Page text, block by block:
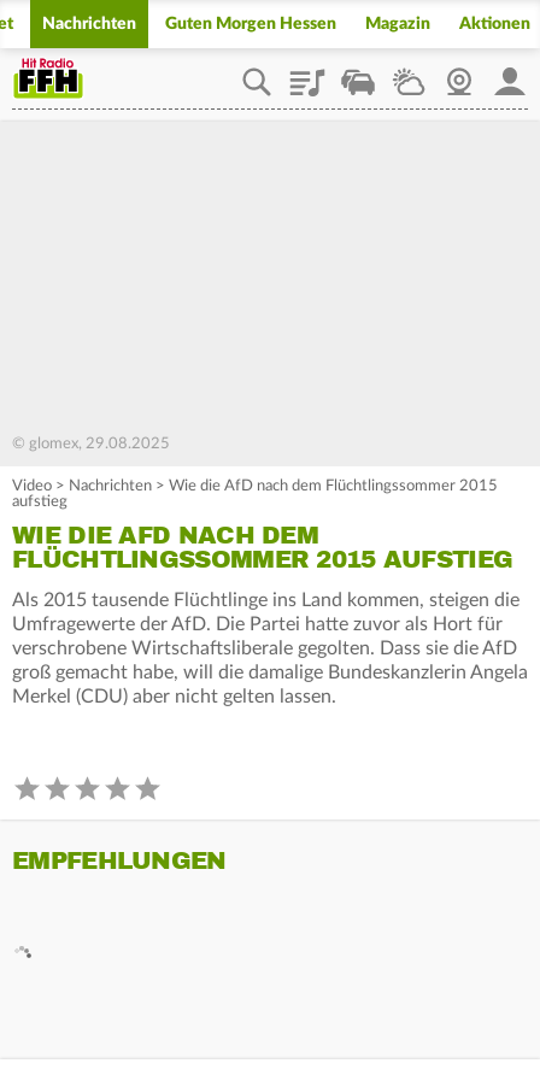
Nachrichten Guten Morgen Hessen Magazin Aktionen
PlaylistStaupilotWetterWebcam
© glomex, 29.08.2025
Video > Nachrichten > Wie die AfD nach dem Flüchtlingssommer 2015
aufstieg
WIE DIE AFD NACH DEM
FLÜCHTLINGSSOMMER 2015 AUFSTIEG
Als 2015 tausende Flüchtlinge ins Land kommen, steigen die
Umfragewerte der AfD. Die Partei hatte zuvor als Hort für
verschrobene Wirtschaftsliberale gegolten. Dass sie die AfD
groß gemacht habe, will die damalige Bundeskanzlerin Angela
Merkel (CDU) aber nicht gelten lassen.
EMPFEHLUNGEN